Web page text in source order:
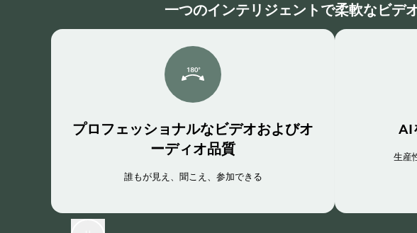
一つのインテリジェントで柔軟なビデ
プロフェッショナルなビデオおよびオ
ーディオ品質
誰もが見え、聞こえ、参加できる
AI
生産